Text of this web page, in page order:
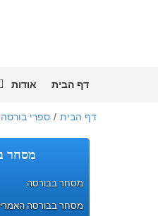
דף הבית אודות
דף הבית / ספרי בורסה
מסחר
מסחר בבורסה
מסחר בבורסה